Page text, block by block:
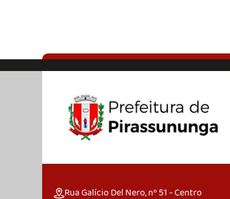
Rua Galício Del Nero, nº 51 - Centro